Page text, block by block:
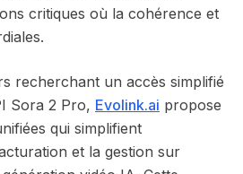
critiques où la cohérence et
recherchant un accès simplifié
Sora 2 Pro, Evolink.ai propose
qui simplifient
et la gestion sur